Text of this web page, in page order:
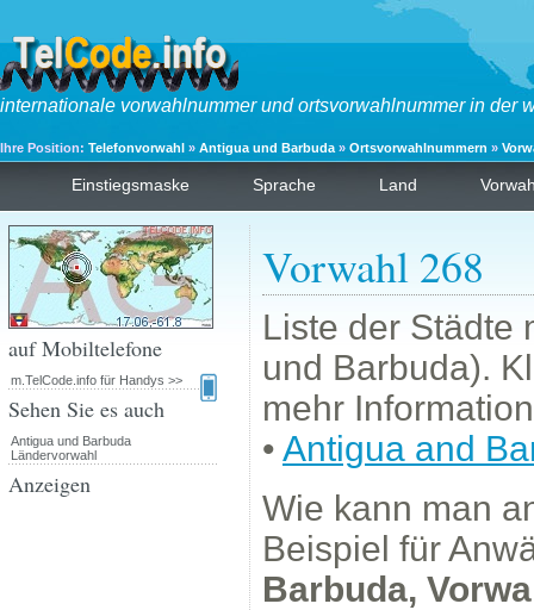
internationale vorwahlnummer und ortsvorwahlnummer in der
Ihre Position: Telefonvorwahl » Antigua und Barbuda » Ortsvorwahlnummern »
Einstiegsmaske Sprache Land
Vorwahl 268
Liste der Städte
und Barbuda).
mehr
• Antigua and
Wie kann man
Beispiel für
Barbuda,
auf Mobiltelefone
m.TelCode.info für Handys >>
Sehen Sie es auch
Antigua und Barbuda
Ländervorwahl
Anzeigen